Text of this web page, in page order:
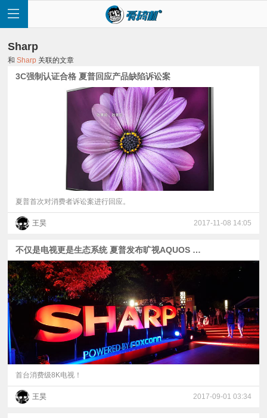
讯
评
视
频
科
普
Sharp
和Sharp 关联的文章
3C强制认证合格 夏普回应产品缺陷诉讼案
夏普首次对消费者诉讼案进行回应。
王昊 2017-11-08 14:05
不仅是电视更是生态系统 夏普发布旷视AQUOS 8K电视
首台消费级8K电视！
王昊 2017-09-01 03:34